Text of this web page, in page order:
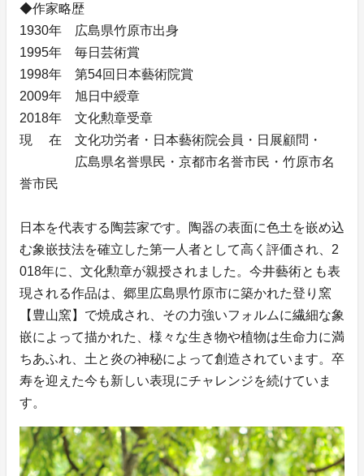
◆作家略歴
1930年 広島県竹原市出身
1995年 毎日芸術賞
1998年 第54回日本藝術院賞
2009年 旭日中綬章
2018年 文化勲章受章
現 在 文化功労者・日本藝術院会員・日展顧問・
広島県名誉県民・京都市名誉市民・竹原市名
誉市民
日本を代表する陶芸家です。陶器の表面に色土を嵌め込
む象嵌技法を確立した第一人者として高く評価され、2
018年に、文化勲章が親授されました。今井藝術とも表
現される作品は、郷里広島県竹原市に築かれた登り窯
【豊山窯】で焼成され、その力強いフォルムに繊細な象
嵌によって描かれた、様々な生き物や植物は生命力に満
ちあふれ、土と炎の神秘によって創造されています。卒
寿を迎えた今も新しい表現にチャレンジを続けていま
す。